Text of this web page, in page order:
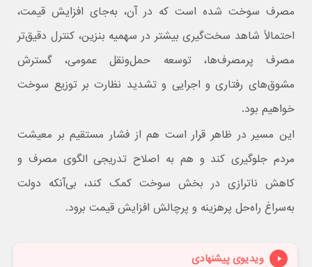
مصرف سوخت شده است که در آن، به‌جای افزایش قیمت،
احتمالاً شاهد سخت‌گیری بیشتر در سهمیه بنزین، کنترل دقیق‌تر
مصرف پرمصرف‌ها، توسعه حمل‌ونقل عمومی، گسترش
مشوق‌های رفتاری و اجرایی و تشدید نظارت بر توزیع سوخت
خواهیم بود.
این مسیر در ظاهر قرار است هم از فشار مستقیم بر معیشت
مردم جلوگیری کند و هم به اصلاح تدریجی الگوی مصرف و
کاهش ناترازی در بخش سوخت کمک کند، بی‌آنکه دولت
به‌سراغ راه‌حل پرهزینه و پرچالش افزایش قیمت برود.
ویدیوی پیشنهادی